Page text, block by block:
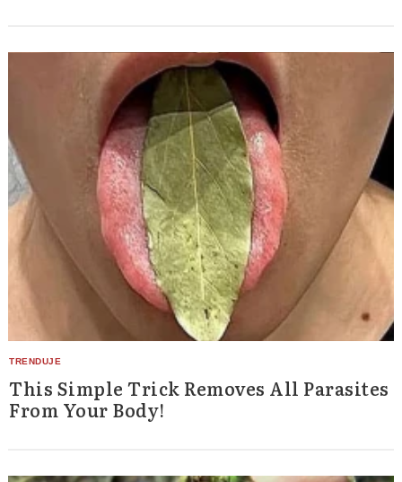
This Simple Trick Removes All Parasites
From Your Body!